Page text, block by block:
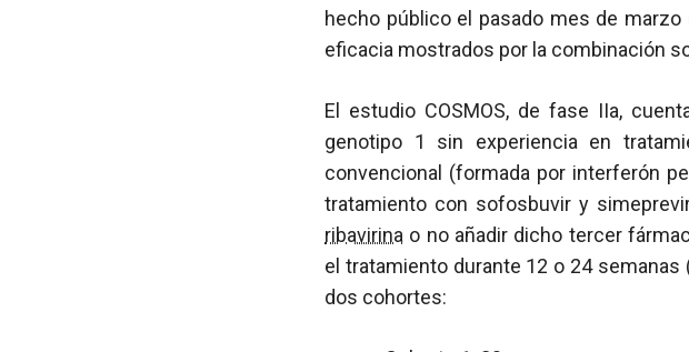
hecho público el pasado mes de marzo
eficacia mostrados por la combinación
El estudio COSMOS, de fase IIa,
genotipo 1 sin experiencia en
convencional (formada por interferón
tratamiento con sofosbuvir y
ribavirina o no añadir dicho tercer
el tratamiento durante 12 o 24
dos cohortes: